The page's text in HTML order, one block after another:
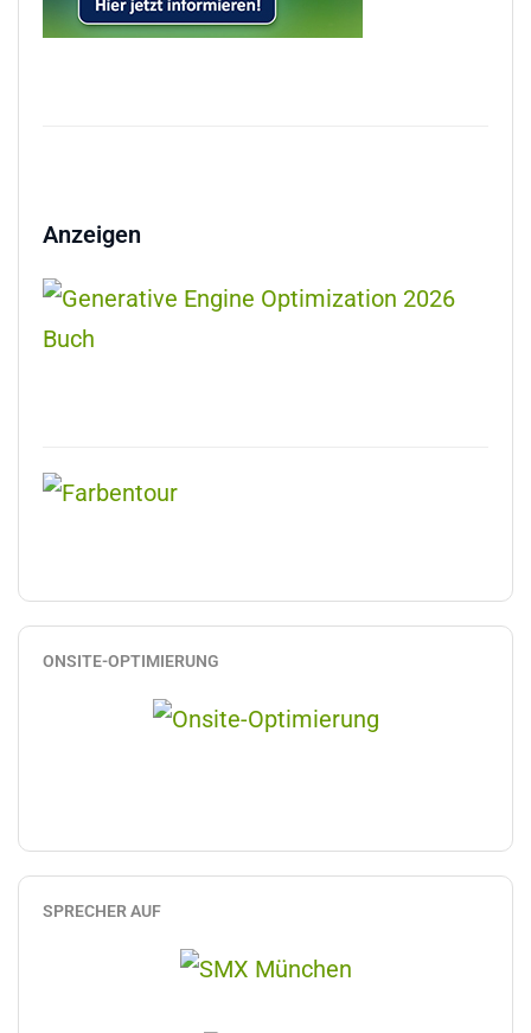
Anzeigen
ONSITE-OPTIMIERUNG
SPRECHER AUF